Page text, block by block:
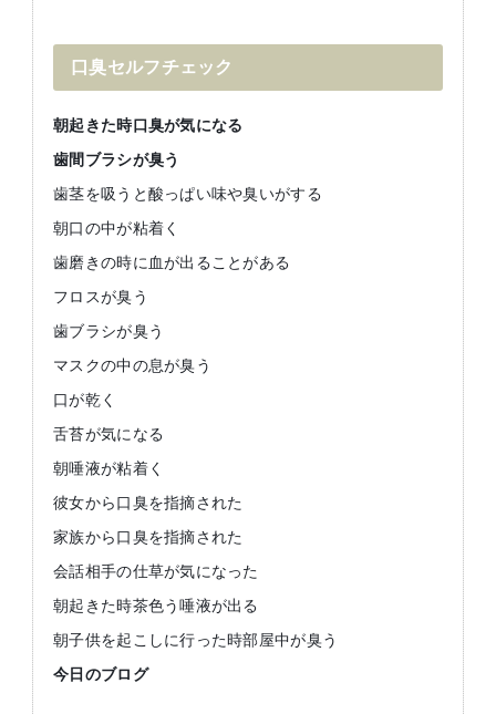
口臭セルフチェック
朝起きた時口臭が気になる
歯間ブラシが臭う
歯茎を吸うと酸っぱい味や臭いがする
朝口の中が粘着く
歯磨きの時に血が出ることがある
フロスが臭う
歯ブラシが臭う
マスクの中の息が臭う
口が乾く
舌苔が気になる
朝唾液が粘着く
彼女から口臭を指摘された
家族から口臭を指摘された
会話相手の仕草が気になった
朝起きた時茶色う唾液が出る
朝子供を起こしに行った時部屋中が臭う
今日のブログ